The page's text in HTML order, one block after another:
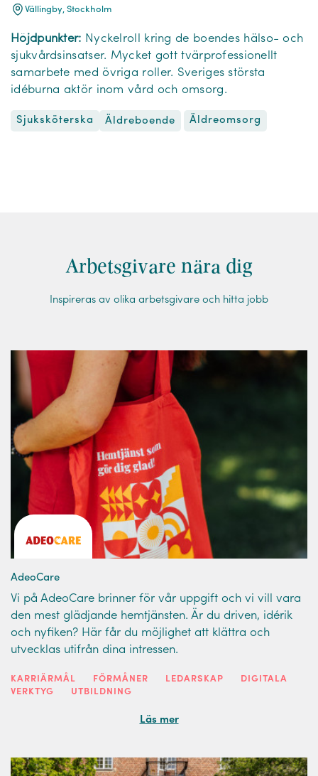
Vällingby, Stockholm
Höjdpunkter: Nyckelroll kring de boendes hälso- och
sjukvårdsinsatser. Mycket gott tvärprofessionellt
samarbete med övriga roller. Sveriges största
idéburna aktör inom vård och omsorg.
Sjuksköterska Äldreboende Äldreomsorg
Arbetsgivare nära dig
Inspireras av olika arbetsgivare och hitta jobb
AdeoCare
Vi på AdeoCare brinner för vår uppgift och vi vill vara
den mest glädjande hemtjänsten. Är du driven, idérik
och nyfiken? Här får du möjlighet att klättra och
utvecklas utifrån dina intressen.
KARRIÄRMÅL FÖRMÅNER LEDARSKAP
DIGITALA
VERKTYG
UTBILDNING
Läs mer